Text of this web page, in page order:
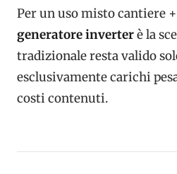
Per un uso misto cantiere
generatore inverterè la
tradizionale resta valido
esclusivamente carichi
costi contenuti.